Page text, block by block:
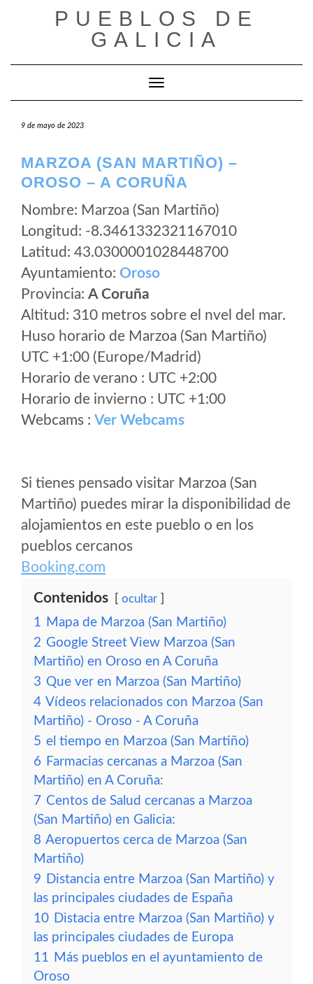
PUEBLOS DE
GALICIA
Cambiar modo de navegación
9 de mayo de 2023
MARZOA (SAN MARTIÑO) –
OROSO – A CORUÑA
Nombre: Marzoa (San Martiño)
Longitud: -8.3461332321167010
Latitud: 43.0300001028448700
Ayuntamiento: Oroso
Provincia: A Coruña
Altitud: 310 metros sobre el nvel del mar.
Huso horario de Marzoa (San Martiño)
UTC +1:00 (Europe/Madrid)
Horario de verano : UTC +2:00
Horario de invierno : UTC +1:00
Webcams : Ver Webcams
Si tienes pensado visitar Marzoa (San
Martiño) puedes mirar la disponibilidad de
alojamientos en este pueblo o en los
pueblos cercanos
Booking.com
Contenidos ocultar
1 Mapa de Marzoa (San Martiño)
2 Google Street View Marzoa (San
Martiño) en Oroso en A Coruña
3 Que ver en Marzoa (San Martiño)
4 Vídeos relacionados con Marzoa (San
Martiño) - Oroso - A Coruña
5 el tiempo en Marzoa (San Martiño)
6 Farmacias cercanas a Marzoa (San
Martiño) en A Coruña:
7 Centos de Salud cercanas a Marzoa
(San Martiño) en Galicia:
8 Aeropuertos cerca de Marzoa (San
Martiño)
9 Distancia entre Marzoa (San Martiño) y
las principales ciudades de España
10 Distacia entre Marzoa (San Martiño) y
las principales ciudades de Europa
11 Más pueblos en el ayuntamiento de
Oroso